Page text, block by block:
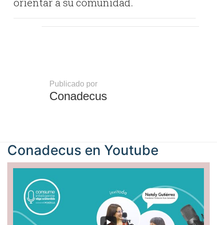
Publicado por
Conadecus
Conadecus en Youtube